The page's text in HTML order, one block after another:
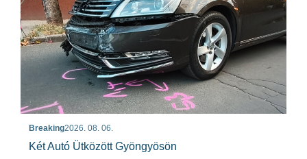
Breaking2026. 08. 06.
Két Autó Ütközött Gyöngyösön